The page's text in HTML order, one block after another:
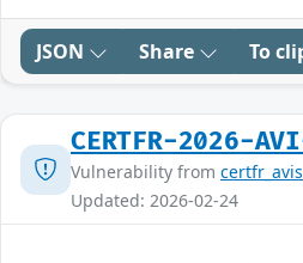
JSON Share To
CERTFR-2026-
Vulnerability from certfr_avis
Updated: 2026-02-24